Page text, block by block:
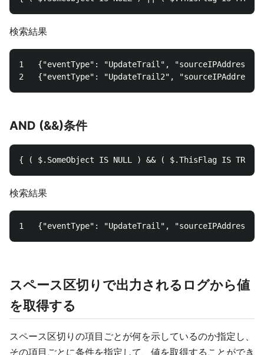
検索結果
1	{"eventType": "UpdateTrail", "sourceIPAddress": "111.111.111.111", "arrayKey": ["value", "another value"], "objectList": [{ "name": "a", "id": 1},{"name": "b", "id": 2}], "SomeObject": null, "ThisFlag": true}
AND (&&)条件
検索結果
スペース区切りで出力されるログから値
を取得する
スペース区切りの項目ごとが何を示しているのか指定し、
その項目ごとに条件を指定して、値を取得することができ